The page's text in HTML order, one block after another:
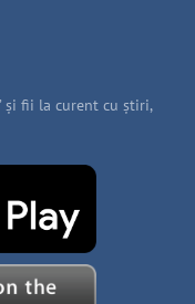
și fii la curent cu știri,